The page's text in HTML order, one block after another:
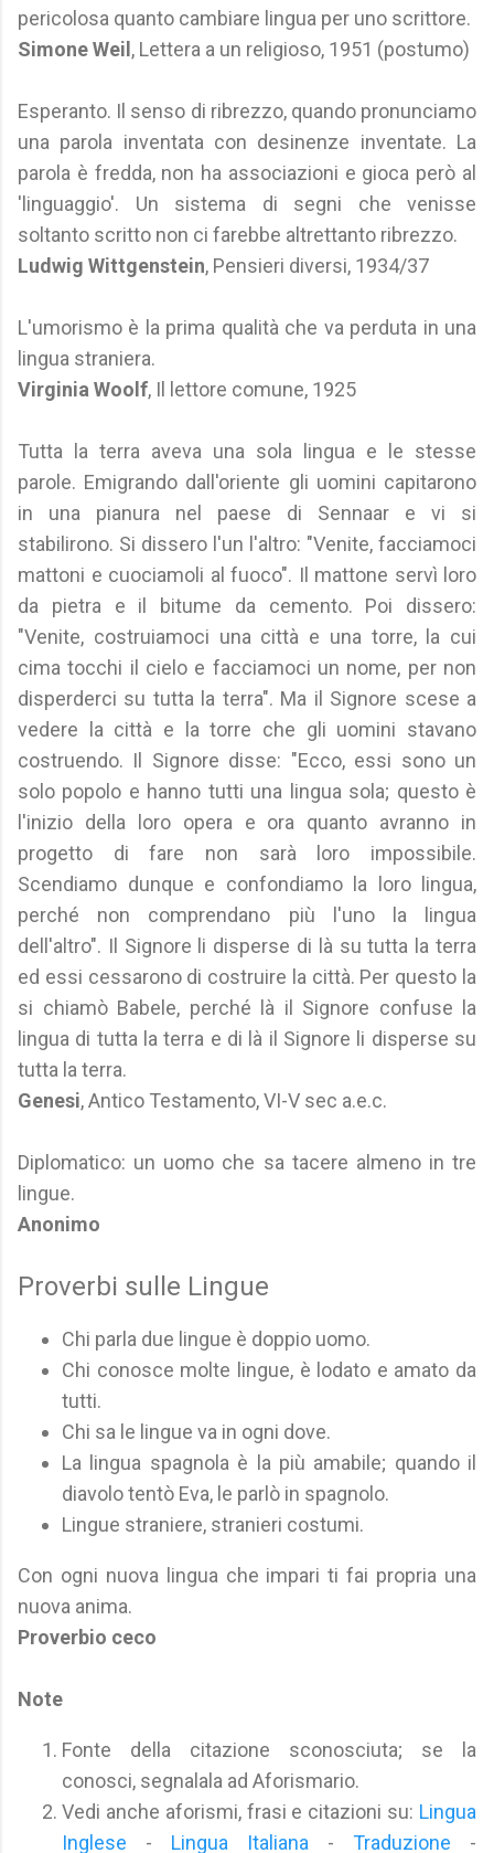
pericolosa quanto cambiare lingua per uno scrittore.
Simone Weil , Lettera a un religioso, 1951 (postumo)
Esperanto. Il senso di ribrezzo, quando pronunciamo
una parola inventata con desinenze inventate. La
parola è fredda, non ha associazioni e gioca però al
'linguaggio'. Un sistema di segni che venisse
soltanto scritto non ci farebbe altrettanto ribrezzo.
Ludwig Wittgenstein, Pensieri diversi, 1934/37
L'umorismo è la prima qualità che va perduta in una
lingua straniera.
Virginia Woolf, Il lettore comune, 1925
Tutta la terra aveva una sola lingua e le stesse
parole. Emigrando dall'oriente gli uomini capitarono
in una pianura nel paese di Sennaar e vi si
stabilirono. Si dissero l'un l'altro: "Venite, facciamoci
mattoni e cuociamoli al fuoco". Il mattone servì loro
da pietra e il bitume da cemento. Poi dissero:
"Venite, costruiamoci una città e una torre, la cui
cima tocchi il cielo e facciamoci un nome, per non
disperderci su tutta la terra". Ma il Signore scese a
vedere la città e la torre che gli uomini stavano
costruendo. Il Signore disse: "Ecco, essi sono un
solo popolo e hanno tutti una lingua sola; questo è
l'inizio della loro opera e ora quanto avranno in
progetto di fare non sarà loro impossibile.
Scendiamo dunque e confondiamo la loro lingua,
perché non comprendano più l'uno la lingua
dell'altro". Il Signore li disperse di là su tutta la terra
ed essi cessarono di costruire la città. Per questo la
si chiamò Babele, perché là il Signore confuse la
lingua di tutta la terra e di là il Signore li disperse su
tutta la terra.
Genesi, Antico Testamento, VI-V sec a.e.c.
Diplomatico: un uomo che sa tacere almeno in tre
lingue.
Anonimo
Proverbi sulle Lingue
Chi parla due lingue è doppio uomo.
Chi conosce molte lingue, è lodato e amato da
tutti.
Chi sa le lingue va in ogni dove.
La lingua spagnola è la più amabile; quando il
diavolo tentò Eva, le parlò in spagnolo.
Lingue straniere, stranieri costumi.
Con ogni nuova lingua che impari ti fai propria una
nuova anima.
Proverbio ceco
Note
Fonte della citazione sconosciuta; se la
conosci, segnalala ad Aforismario.
Vedi anche aforismi, frasi e citazioni su: Lingua
Inglese - Lingua Italiana - Traduzione -